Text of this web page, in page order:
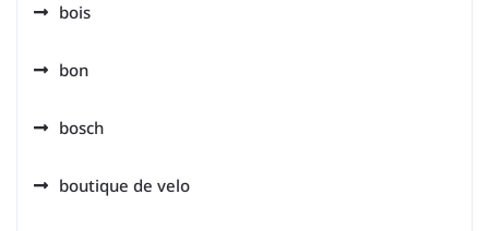
bois
bon
bosch
boutique de velo